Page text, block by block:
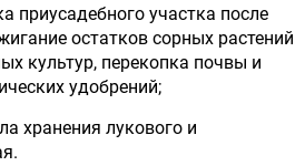
приусадебного участка после
остатков сорных растений
культур, перекопка почвы и
удобрений;
хранения лукового и